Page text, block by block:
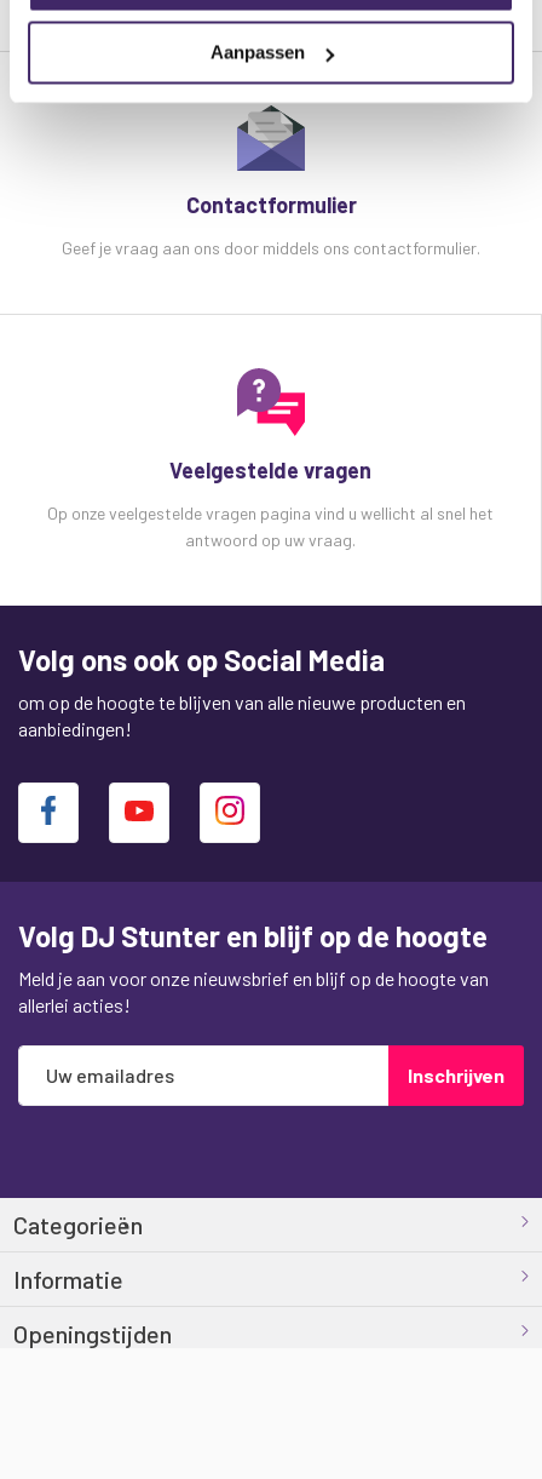
Aanpassen
Contactformulier
Geef je vraag aan ons door middels ons contactformulier.
Veelgestelde vragen
Op onze veelgestelde vragen pagina vind u wellicht al snel het
antwoord op uw vraag.
Volg ons ook op Social Media
om op de hoogte te blijven van alle nieuwe producten en
aanbiedingen!
Volg DJ Stunter en blijf op de hoogte
Meld je aan voor onze nieuwsbrief en blijf op de hoogte van
allerlei acties!
Abonneer
op
Inschrijven
Categorieën
Informatie
Openingstijden